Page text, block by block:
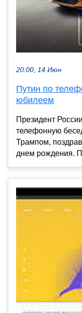
20:00, 14 Июн
Путин по
юбилеем
Президент
телефонную
Трампом,
днем рождения.